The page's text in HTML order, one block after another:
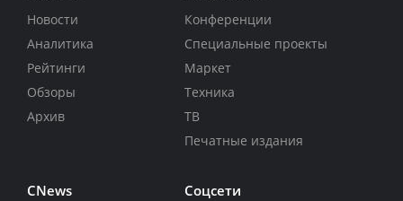
Новости
Аналитика
Рейтинги
Обзоры
Архив
Конференции
Специальные проекты
Маркет
Техника
ТВ
Печатные издания
CNews Соцсети